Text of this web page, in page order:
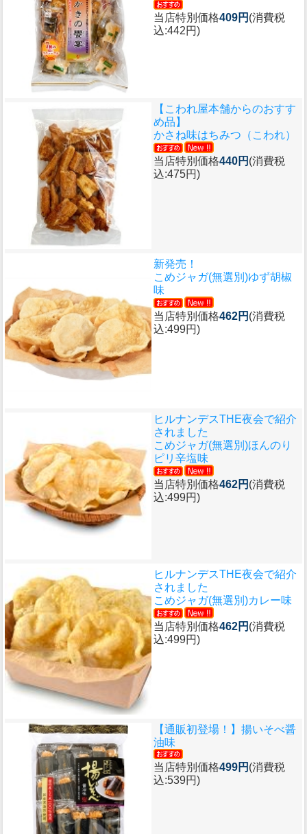
当店特別価格409円 (消費税
込:442円)
【こわれ屋本舗からのおすす
め品】
かさね味はちみつ（こわれ）
当店特別価格440円 (消費税
込:475円)
新発売！
こめジャガ(無選別)ゆず胡椒
味
当店特別価格462円 (消費税
込:499円)
ヒルナンデスTHE夜会で紹介
されました
こめジャガ(無選別)ほんのり
ピリ辛塩味
当店特別価格462円 (消費税
込:499円)
ヒルナンデスTHE夜会で紹介
されました
こめジャガ(無選別)カレー味
当店特別価格462円 (消費税
込:499円)
【通販初登場！】 揚いそべ醤
油味
当店特別価格499円 (消費税
込:539円)